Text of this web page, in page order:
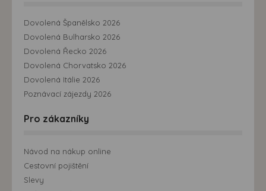
Dovolená Španělsko 2026
Dovolená Bulharsko 2026
Dovolená Řecko 2026
Dovolená Chorvatsko 2026
Dovolená Itálie 2026
Poznávací zájezdy 2026
Pro zákazníky
Návod na nákup online
Cestovní pojištění
Slevy